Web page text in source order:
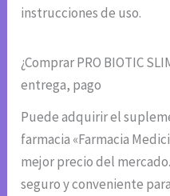
instrucciones de uso.
¿Comprar PRO BIOTIC
entrega, pago
Puede adquirir el
farmacia «Farmacia
mejor precio del
seguro y conveniente